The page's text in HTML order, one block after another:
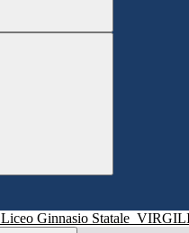
Liceo Ginnasio Statale